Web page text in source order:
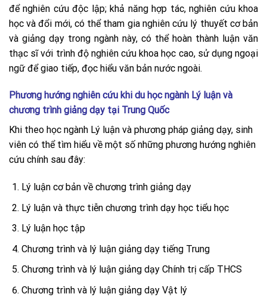
để nghiên cứu độc lập; khả năng hợp tác, nghiên cứu khoa
học và đổi mới, có thể tham gia nghiên cứu lý thuyết cơ bản
và giảng dạy trong ngành này, có thể hoàn thành luận văn
thạc sĩ với trình độ nghiên cứu khoa học cao, sử dụng ngoại
ngữ để giao tiếp, đọc hiểu văn bản nước ngoài.
Phương hướng nghiên cứu khi du học ngành Lý luận và
chương trình giảng dạy tại Trung Quốc
Khi theo học ngành Lý luận và phương pháp giảng dạy, sinh
viên có thể tìm hiểu về một số những phương hướng nghiên
cứu chính sau đây:
Lý luận cơ bản về chương trình giảng dạy
Lý luận và thực tiễn chương trình dạy học tiểu học
Lý luận học tập
Chương trình và lý luận giảng dạy tiếng Trung
Chương trình và lý luận giảng dạy Chính trị cấp THCS
Chương trình và lý luận giảng dạy Vật lý